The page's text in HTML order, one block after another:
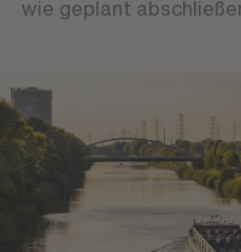
wie geplant